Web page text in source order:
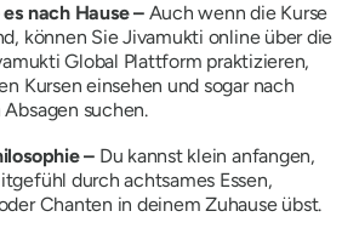
nach Hause – Auch wenn die Kurse
können Sie Jivamukti online über die
Global Plattform praktizieren,
Kursen einsehen und sogar nach
suchen.
– Du kannst klein anfangen,
durch achtsames Essen,
Chanten in deinem Zuhause übst.